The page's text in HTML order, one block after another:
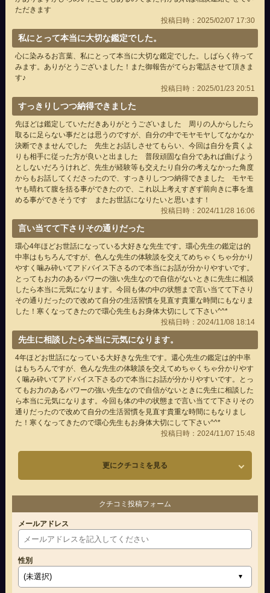
ただきます
投稿日時：2025/02/07 17:30
私にとって本当に大切な鑑定でした。
心に染みるお言葉、私にとって本当に大切な鑑定でした。しばらく待って
みます。ありがとうございました！また御報告がてらお電話させて頂きま
す♪
投稿日時：2025/01/23 20:51
すっきりしつつ納得できました
先ほどは鑑定していただきありがとうございました 周りの人からしたら
取るに足らない事だとは思うのですが、自分の中でモヤモヤしてなかなか
決断できませんでした 先生とお話しさせてもらい、今回は自分を貫くよ
りも相手に従った方が良いと出ました 普段頑固な自分であれば曲げよう
としないだろうけれど、先生が経験等も交えたり自分の考えなかった角度
からもお話してくださったので、すっきりしつつ納得できました モヤモ
ヤも晴れて腹を括る事ができたので、これ以上考えすぎず前向きに事を進
める事ができそうです またお世話になりたいと思います！
投稿日時：2024/11/28 16:06
言い当てて下さりその通りだった
環心4年ほどお世話になっている大好きな先生です。環心先生の鑑定は的
中率はもちろんですが、色んな先生の体験談を交えてめちゃくちゃ分かり
やすく噛み砕いてアドバイス下さるので本当にお話が分かりやすいです。
とってもお力のあるパワーの強い先生なので自信がないときに先生に相談
したら本当に元気になります。今回も体の中の状態まで言い当てて下さり
その通りだったので改めて自分の生活習慣を見直す貴重な時間にもなりま
した！寒くなってきたので環心先生もお身体大切にして下さい^^*
投稿日時：2024/11/08 18:14
先生に相談したら本当に元気になります。
4年ほどお世話になっている大好きな先生です。還心先生の鑑定は的中率
はもちろんですが、色んな先生の体験談を交えてめちゃくちゃ分かりやす
く噛み砕いてアドバイス下さるので本当にお話が分かりやすいです。とっ
てもお力のあるパワーの強い先生なので自信がないときに先生に相談した
ら本当に元気になります。今回も体の中の状態まで言い当てて下さりその
通りだったので改めて自分の生活習慣を見直す貴重な時間にもなりまし
た！寒くなってきたので環心先生もお身体大切にして下さい^^*
投稿日時：2024/11/07 15:48
更にクチコミを見る
クチコミ投稿フォーム
メールアドレス
性別